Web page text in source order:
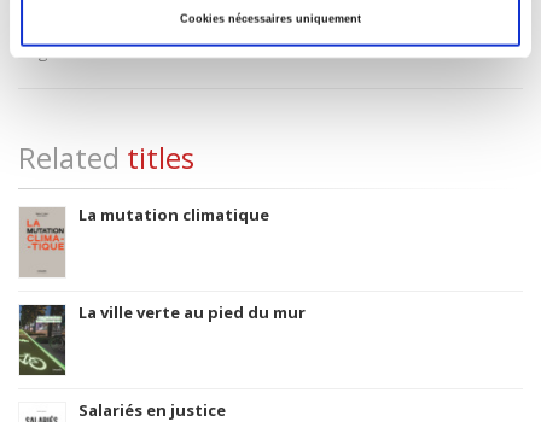
Cookies nécessaires uniquement
Original Language
English
Related titles
La mutation climatique
La ville verte au pied du mur
Salariés en justice